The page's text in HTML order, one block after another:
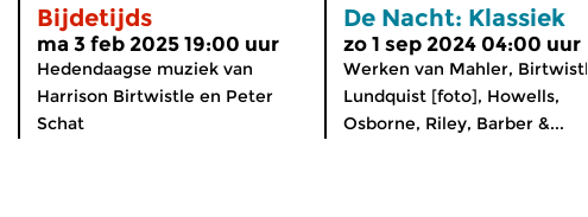
Bijdetijds
ma 3 feb 2025 19:00 uur
Hedendaagse muziek van
Harrison Birtwistle en Peter
Schat
De Nacht: Klassiek
zo 1 sep 2024 04:00 uur
Werken van Mahler,
Lundquist [foto], Howells,
Osborne, Riley, Barber &...